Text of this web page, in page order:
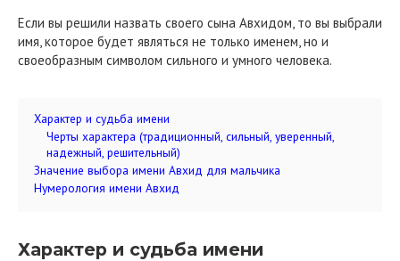
Если вы решили назвать своего сына Авхидом, то вы выбрали
имя, которое будет являться не только именем, но и
своеобразным символом сильного и умного человека.
Характер и судьба имени
Черты характера (традиционный, сильный, уверенный,
надежный, решительный)
Значение выбора имени Авхид для мальчика
Нумерология имени Авхид
Характер и судьба имени